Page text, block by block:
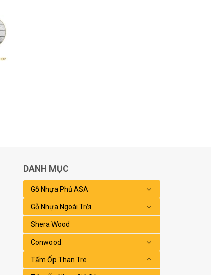
DANH MỤC
Gỗ Nhựa Phủ ASA
Gỗ Nhựa Ngoài Trời
Shera Wood
Conwood
Tấm Ốp Than Tre